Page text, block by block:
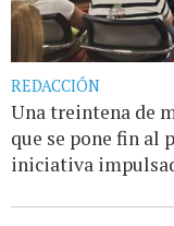
REDACCIÓN
Una treintena de
que se pone fin al
iniciativa